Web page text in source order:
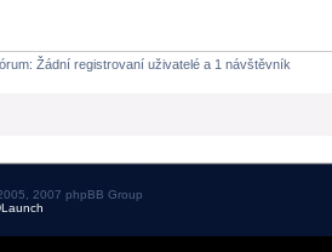
Žádní registrovaní uživatelé a 1 návštěvník
2007 phpBB Group